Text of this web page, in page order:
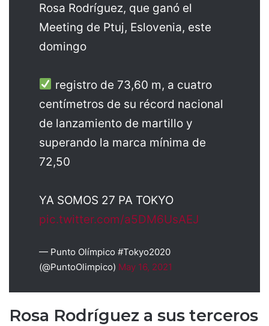
Rosa Rodríguez, que ganó el
Meeting de Ptuj, Eslovenia, este
domingo
registro de 73,60 m, a cuatro
centímetros de su récord nacional
de lanzamiento de martillo y
superando la marca mínima de
72,50
YA SOMOS 27 PA TOKYO
pic.twitter.com/a5DM6UsAEJ
— Punto Olímpico #Tokyo2020
(@PuntoOlimpico) May 16, 2021
Rosa Rodríguez a sus terceros